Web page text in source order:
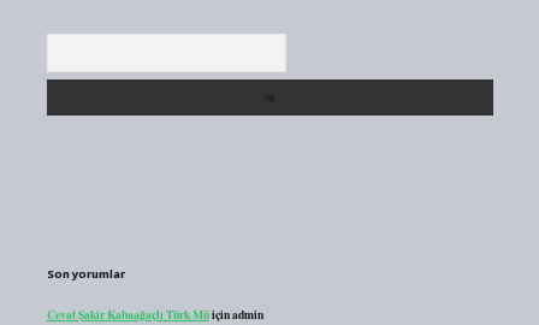
Son yorumlar
Cevat Şakir Kabaağaçlı Türk Müiçinadmin